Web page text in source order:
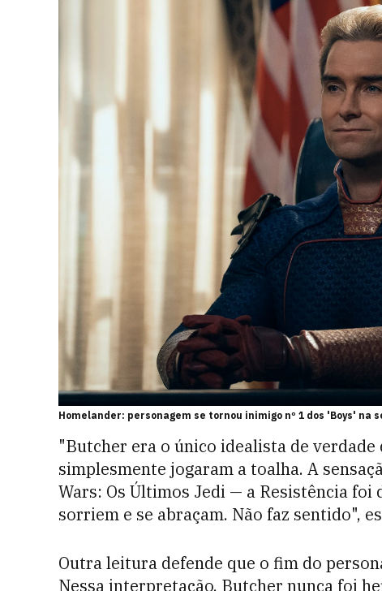
Homelander: personagem se tornou inimigo nº 1 dos 'Boys' na
"Butcher era o único idealista de
simplesmente jogaram a toalha. A
Wars: Os Últimos Jedi — a Resistência foi
sorriem e se abraçam. Não faz sentido",
Outra leitura defende que o fim do
Nessa interpretação, Butcher nunca foi